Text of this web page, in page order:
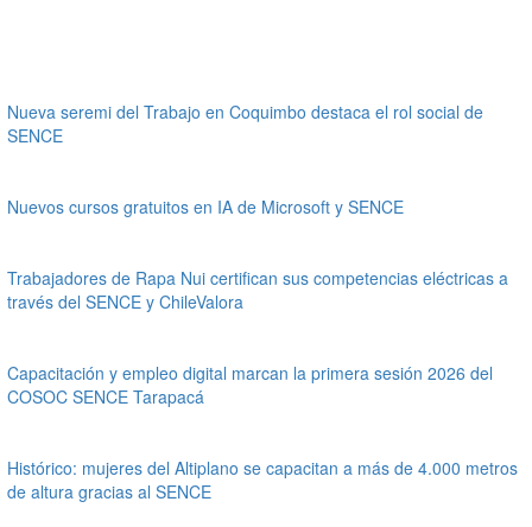
Nueva seremi del Trabajo en Coquimbo destaca el rol social de
SENCE
Nuevos cursos gratuitos en IA de Microsoft y SENCE
Trabajadores de Rapa Nui certifican sus competencias eléctricas a
través del SENCE y ChileValora
Capacitación y empleo digital marcan la primera sesión 2026 del
COSOC SENCE Tarapacá
Histórico: mujeres del Altiplano se capacitan a más de 4.000 metros
de altura gracias al SENCE